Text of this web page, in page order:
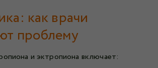
как врачи
проблему
и эктропиона включает: